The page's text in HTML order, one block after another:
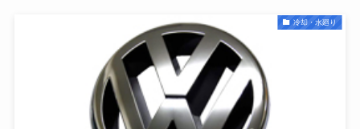
冷却・水廻り